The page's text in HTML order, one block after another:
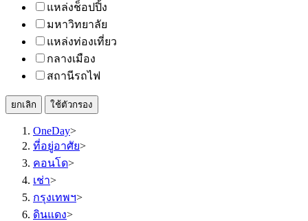
แหล่งช็อปปิ้ง
มหาวิทยาลัย
แหล่งท่องเที่ยว
กลางเมือง
สถานีรถไฟ
ยกเลิก ใช้ตัวกรอง
OneDay>
ที่อยู่อาศัย>
คอนโด>
เช่า>
กรุงเทพฯ>
ดินแดง>